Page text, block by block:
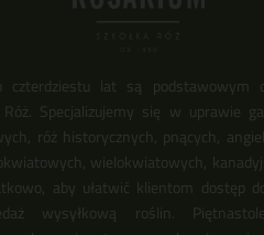
lat są podstawowym
Róż. Specjalizujemy się w uprawie
róż historycznych, pnących,
wielokwiatowych,
aby ułatwić klientom dostęp
wysyłkową roślin.